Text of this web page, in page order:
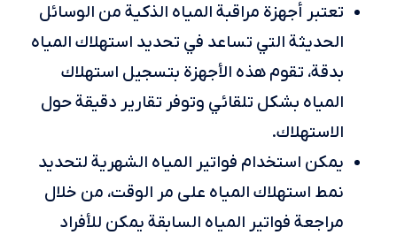
تعتبر أجهزة مراقبة المياه الذكية من الوسائل
الحديثة التي تساعد في تحديد استهلاك المياه
بدقة، تقوم هذه الأجهزة بتسجيل استهلاك
المياه بشكل تلقائي وتوفر تقارير دقيقة حول
الاستهلاك.
يمكن استخدام فواتير المياه الشهرية لتحديد
نمط استهلاك المياه على مر الوقت، من خلال
مراجعة فواتير المياه السابقة يمكن للأفراد